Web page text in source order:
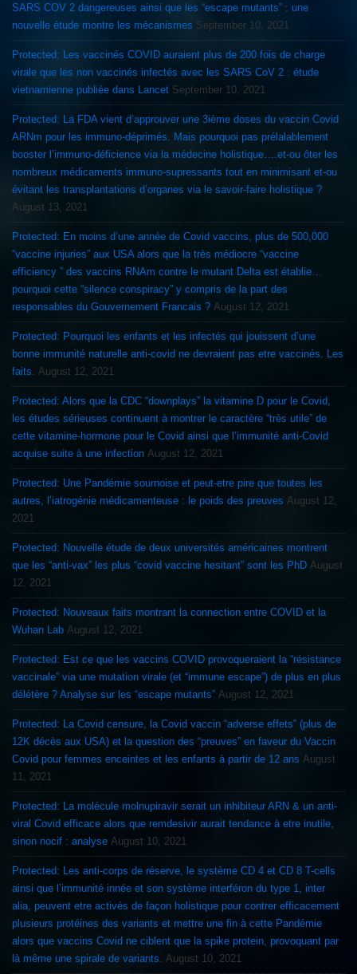
SARS COV 2 dangereuses ainsi que les “escape mutants” : une
nouvelle étude montre les mécanismes September 10, 2021
Protected: Les vaccinés COVID auraient plus de 200 fois de charge
virale que les non vaccinés infectés avec les SARS CoV 2 : étude
vietnamienne publiée dans Lancet September 10, 2021
Protected: La FDA vient d’approuver une 3ième doses du vaccin Covid
ARNm pour les immuno-déprimés. Mais pourquoi pas prélalablement
booster l’immuno-déficience via la médecine holistique….et-ou ôter les
nombreux médicaments immuno-supressants tout en minimisant et-ou
évitant les transplantations d’organes via le savoir-faire holistique ?
August 13, 2021
Protected: En moins d’une année de Covid vaccins, plus de 500,000
“vaccine injuries” aux USA alors que la très médiocre “vaccine
efficiency ” des vaccins RNAm contre le mutant Delta est établie…
pourquoi cette “silence conspiracy” y compris de la part des
responsables du Gouvernement Francais ? August 12, 2021
Protected: Pourquoi les enfants et les infectés qui jouissent d’une
bonne immunité naturelle anti-covid ne devraient pas etre vaccinés. Les
faits.
August 12, 2021
Protected: Alors que la CDC “downplays” la vitamine D pour le Covid,
les études sérieuses continuent à montrer le caractère “très utile” de
cette vitamine-hormone pour le Covid ainsi que l’immunité anti-Covid
acquise suite à une infection August 12, 2021
Protected: Une Pandémie sournoise et peut-etre pire que toutes les
autres, l’iatrogénie médicamenteuse : le poids des preuves August 12,
2021
Protected: Nouvelle étude de deux universités américaines montrent
que les “anti-vax” les plus “covid vaccine hesitant” sont les PhD August
12, 2021
Protected: Nouveaux faits montrant la connection entre COVID et la
Wuhan Lab August 12, 2021
Protected: Est ce que les vaccins COVID provoqueraient la “résistance
vaccinale” via une mutation virale (et “immune escape”) de plus en plus
délétère ? Analyse sur les “escape mutants” August 12, 2021
Protected: La Covid censure, la Covid vaccin “adverse effets” (plus de
12K décès aux USA) et la question des “preuves” en faveur du Vaccin
Covid pour femmes enceintes et les enfants à partir de 12 ans August
11, 2021
Protected: La molécule molnupiravir serait un inhibiteur ARN & un anti-
viral Covid efficace alors que remdesivir aurait tendance à etre inutile,
sinon nocif : analyse August 10, 2021
Protected: Les anti-corps de réserve, le système CD 4 et CD 8 T-cells
ainsi que l’immunité innée et son système interféron du type 1, inter
alia, peuvent etre activés de façon holistique pour contrer efficacement
plusieurs protéines des variants et mettre une fin à cette Pandémie
alors que vaccins Covid ne ciblent que la spike protein, provoquant par
là même une spirale de variants.
August 10, 2021